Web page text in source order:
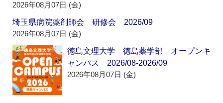
2026年08月07日 (金)
埼玉県病院薬剤師会 研修会 2026/09
2026年08月07日 (金)
徳島文理大学 徳島薬学部 オープンキ
ャンパス 2026/08-2026/09
2026年08月07日 (金)